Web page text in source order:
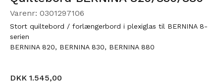
Varenr: 0301297106
Stort quiltebord / forlængerbord i plexiglas til BERNINA 8-
serien
BERNINA 820, BERNINA 830, BERNINA 880
DKK 1.545,00